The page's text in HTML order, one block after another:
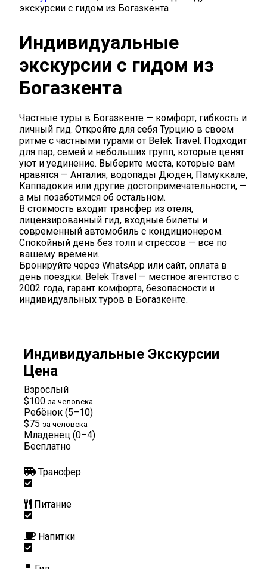
экскурсии с гидом из Богазкента
Индивидуальные
экскурсии с гидом из
Богазкента
Частные туры в Богазкенте — комфорт, гибкость и
личный гид. Откройте для себя Турцию в своем
ритме с частными турами от Belek Travel. Подходит
для пар, семей и небольших групп, которые ценят
уют и уединение. Выберите места, которые вам
нравятся — Анталия, водопады Дюден, Памуккале,
Каппадокия или другие достопримечательности, —
а мы позаботимся об остальном.
В стоимость входит трансфер из отеля,
лицензированный гид, входные билеты и
современный автомобиль с кондиционером.
Спокойный день без толп и стрессов — все по
вашему времени.
Бронируйте через WhatsApp или сайт, оплата в
день поездки. Belek Travel — местное агентство с
2002 года, гарант комфорта, безопасности и
индивидуальных туров в Богазкенте.
Индивидуальные Экскурсии
Цена
Взрослый
$100 за человека
Ребёнок (5–10)
$75 за человека
Младенец (0–4)
Бесплатно
Трансфер
Питание
Напитки